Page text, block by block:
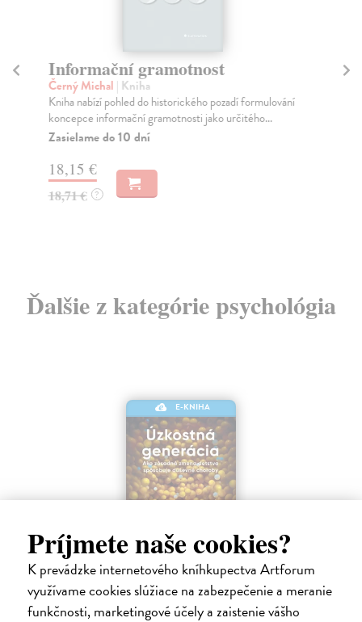
Príjmete naše cookies?
K prevádzke internetového kníhkupectva Artforum
využívame cookies slúžiace na zabezpečenie a meranie
funkčnosti, marketingové účely a zaistenie vášho
Informační gramotnost
Černý Michal | Kniha
Kniha nabízí pohled do historického pozadí formulování
koncepce informační gramotnosti jako určitého...
Zasielame do 10 dní
18,15 €
18,71 € ?
Ďalšie z kategórie psychológia
E-KNIHA
Úzkostná generácia
Haidt Jonathan| Elektronická kniha